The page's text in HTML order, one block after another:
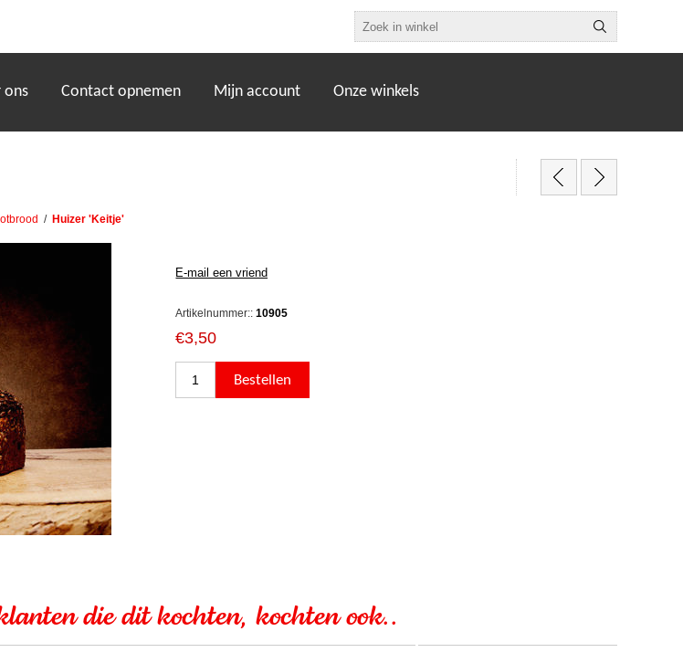
ons Contact opnemen Mijn account Onze winkels
/ Huizer 'Keitje'
Artikelnummer:: 10905
€3,50
klanten die dit kochten, kochten ook..